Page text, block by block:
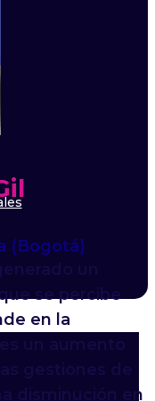
(Bogotá)
un
se percibe
en la
un aumento
gestiones de
disminución en